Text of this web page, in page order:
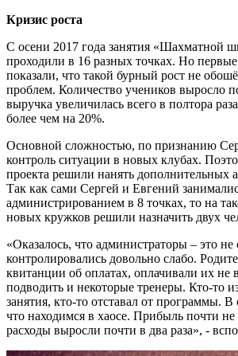
Кризис роста
С осени 2017 года занятия «Шахматной
проходили в 16 разных точках. Но
показали, что такой бурный рост не
проблем. Количество учеников выросло
выручка увеличилась всего в полтора
более чем на 20%.
Основной сложностью, по признанию
контроль ситуации в новых клубах.
проекта решили нанять дополнительных
Так как сами Сергей и Евгений
администрированием в 8 точках, то на
новых кружков решили назначить двух
«Оказалось, что администраторы – это
контролировались довольно слабо.
квитанции об оплатах, оплачивали их не
подводить и некоторые тренеры. Кто-то
занятия, кто-то отставал от программы.
что находимся в хаосе. Прибыль почти не
расходы выросли почти в два раза», -